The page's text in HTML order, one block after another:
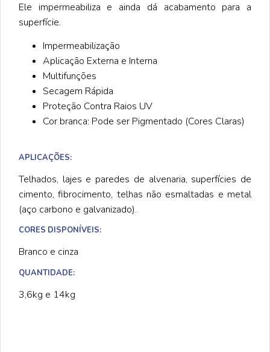
Ele impermeabiliza e ainda dá acabamento para a
superfície.
Impermeabilização
Aplicação Externa e Interna
Multifunções
Secagem Rápida
Proteção Contra Raios UV
Cor branca: Pode ser Pigmentado (Cores Claras)
APLICAÇÕES:
Telhados, lajes e paredes de alvenaria, superfícies de
cimento, fibrocimento, telhas não esmaltadas e metal
(aço carbono e galvanizado).
CORES DISPONÍVEIS:
Branco e cinza
QUANTIDADE:
3,6kg e 14kg